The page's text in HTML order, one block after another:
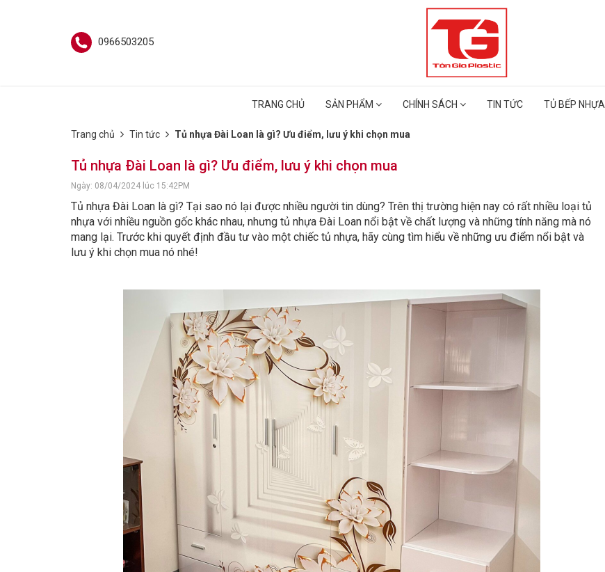
0966503205
TRANG CHỦ SẢN PHẨM CHÍNH SÁCH TIN TỨC TỦ BẾP NHỰA
Trang chủ Tin tức Tủ nhựa Đài Loan là gì? Ưu điểm, lưu ý khi chọn mua
Tủ nhựa Đài Loan là gì? Ưu điểm, lưu ý khi chọn mua
Ngày: 08/04/2024 lúc 15:42PM
Tủ nhựa Đài Loan là gì? Tại sao nó lại được nhiều người tin dùng? Trên thị trường hiện nay có rất nhiều loại tủ
nhựa với nhiều nguồn gốc khác nhau, nhưng tủ nhựa Đài Loan nổi bật về chất lượng và những tính năng mà nó
mang lại. Trước khi quyết định đầu tư vào một chiếc tủ nhựa, hãy cùng tìm hiểu về những ưu điểm nổi bật và
lưu ý khi chọn mua nó nhé!